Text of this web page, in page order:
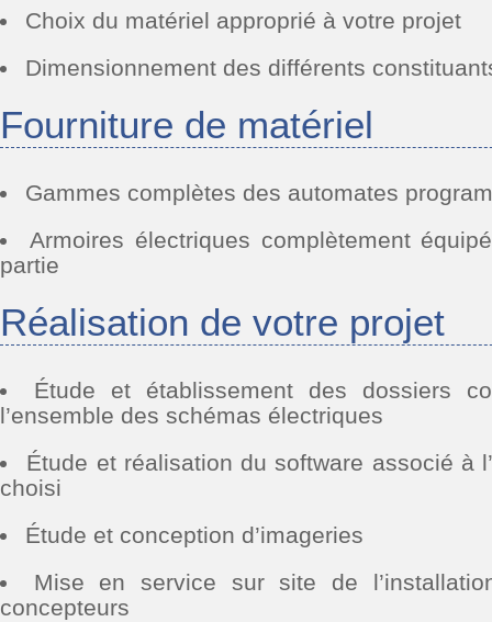
Choix du matériel approprié à votre projet
Dimensionnement des différents
Fourniture de matériel
Gammes complètes des automates
Armoires électriques complètement
partie
Réalisation de votre projet
Étude et établissement des dossiers
l’ensemble des schémas électriques
Étude et réalisation du software associé à
choisi
Étude et conception d’imageries
Mise en service sur site de
concepteurs